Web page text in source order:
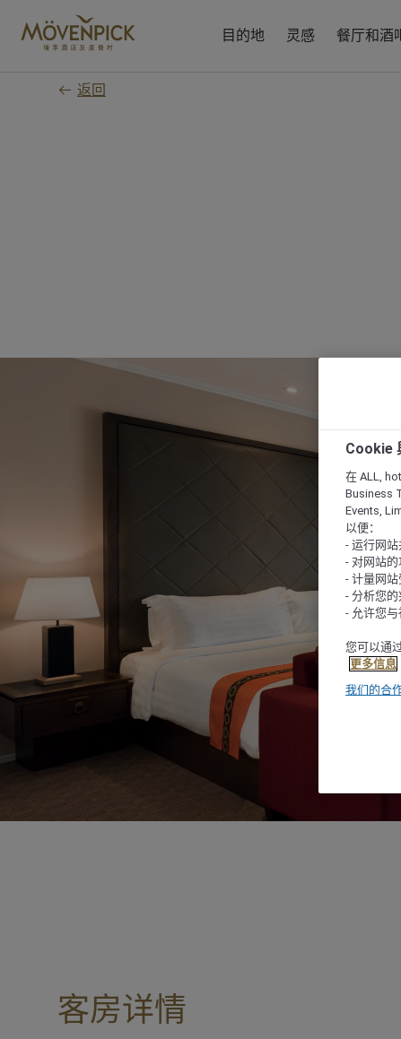
目的地 灵感 餐厅和酒
返回
客房详情
Cookie
在 ALL,
Business
Events,
以便：
- 运行网站
- 对网站
- 计量网
- 分析您
- 允许您与
您可以通
更多信息
我们的合